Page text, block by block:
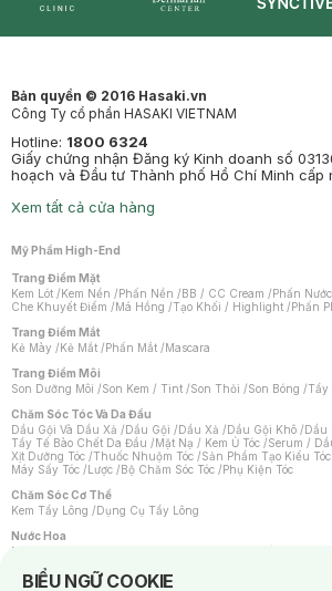
Bản quyền © 2016 Hasaki.vn
Công Ty cổ phần HASAKI VIETNAM
Hotline: 1800 6324
Giấy chứng nhận Đăng ký Kinh doanh số
hoạch và Đầu tư Thành phố Hồ Chí Minh cấp
Xem tất cả cửa hàng
Mỹ Phẩm High-End
Trang Điểm Mặt
Kem Lót /Kem Nền /Phấn Nền /BB / CC Cream /Phấn
Che Khuyết Điểm /Má Hồng /Tạo Khối / Highlight /Phấn
Trang Điểm Mắt
Kẻ Mày /Kẻ Mắt /Phấn Mắt /Mascara
Trang Điểm Môi
Son Dưỡng Môi /Son Kem / Tint /Son Thỏi /Son Bóng /Tẩy
Chăm Sóc Tóc Và Da Đầu
Dầu Gội Và Dầu Xả /Dầu Gội /Dầu Xả /Dầu Gội Khô /Dầu
Tẩy Tế Bào Chết Da Đầu /Mặt Nạ / Kem Ủ Tóc /Serum /
Xịt Dưỡng Tóc /Thuốc Nhuộm Tóc /Sản Phẩm Tạo Kiểu Tóc
Máy Sấy Tóc /Lược /Bộ Chăm Sóc Tóc /Phụ Kiện Tóc
Chăm Sóc Cơ Thể
Kem Tẩy Lông /Dụng Cụ Tẩy Lông
Nước Hoa
Nước Hoa Nữ
BIỂU NGỮ COOKIE
Notice about cookies usage